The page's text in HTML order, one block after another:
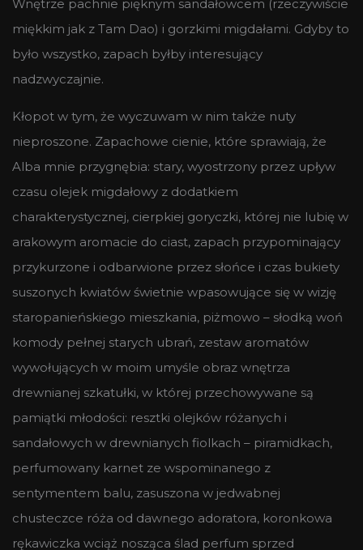
Wnętrze pachnie pięknym sandałowcem (rzeczywiście
miękkim jak z Tam Dao) i gorzkimi migdałami. Gdyby to
było wszystko, zapach byłby interesujący
nadzwyczajnie.
Kłopot w tym, że wyczuwam w nim także nuty
nieproszone. Zapachowe cienie, które sprawiają, że
Alba mnie przygnębia: stary, wyostrzony przez upływ
czasu olejek migdałowy z dodatkiem
charakterystycznej, cierpkiej goryczki, której nie lubię w
arakowym aromacie do ciast, zapach przypominający
przykurzone i odbarwione przez słońce i czas bukiety
suszonych kwiatów świetnie wpasowujące się w wizję
staropanieńskiego mieszkania, piżmowo – słodką woń
komody pełnej starych ubrań, zestaw aromatów
wywołujących w moim umyśle obraz wnętrza
drewnianej szkatułki, w której przechowywane są
pamiątki młodości: resztki olejków różanych i
sandałowych w drewnianych fiolkach – piramidkach,
perfumowany karnet ze wspominanego z
sentymentem balu, zasuszona w jedwabnej
chusteczce róża od dawnego adoratora, koronkowa
rękawiczka wciąż nosząca ślad perfum sprzed